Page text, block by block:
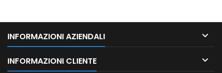
INFORMAZIONI AZIENDALI 
INFORMAZIONI CLIENTE 